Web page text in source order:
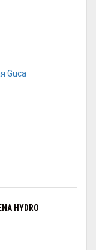
HYDRO